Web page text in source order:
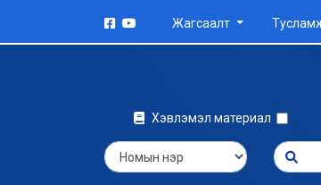
Жагсаалт
Хэвлэмэл материал